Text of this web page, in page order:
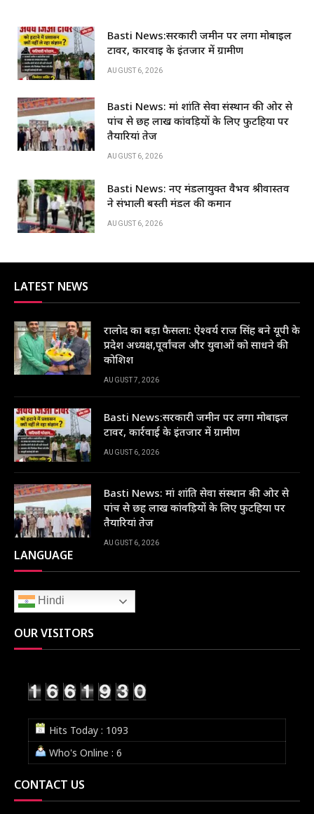
c
e
b
o
o
k
at
s
A
p
p
k
e
dI
n
ar
e
Basti News:सरकारी जमीन पर लगा मोबाइल
टावर, कार्रवाई के इंतजार में ग्रामीण
AUGUST 6, 2026
Basti News: मां शांति सेवा संस्थान की ओर से
पांच से छह लाख कांवड़ियों के लिए फुटहिया पर
तैयारियां तेज
AUGUST 6, 2026
Basti News: नए मंडलायुक्त वैभव श्रीवास्तव
ने संभाली बस्ती मंडल की कमान
AUGUST 6, 2026
LATEST NEWS
रालोद का बड़ा फैसला: ऐश्वर्य राज सिंह बने यूपी के
प्रदेश अध्यक्ष,पूर्वांचल और युवाओं को साधने की
कोशिश
AUGUST 7, 2026
Basti News:सरकारी जमीन पर लगा मोबाइल
टावर, कार्रवाई के इंतजार में ग्रामीण
AUGUST 6, 2026
Basti News: मां शांति सेवा संस्थान की ओर से
पांच से छह लाख कांवड़ियों के लिए फुटहिया पर
तैयारियां तेज
AUGUST 6, 2026
LANGUAGE
Hindi
OUR VISITORS
Hits Today : 1093
Who's Online : 6
CONTACT US